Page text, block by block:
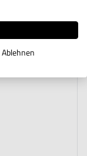
Ablehnen